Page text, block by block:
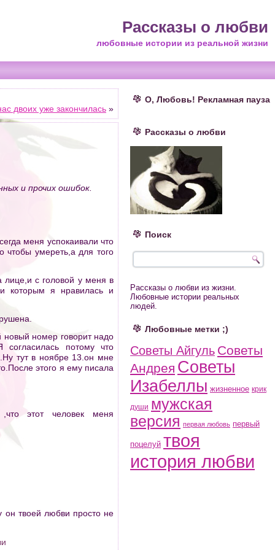
Рассказы о любви
любовные истории из реальной жизни
двоих уже закончилась »
и прочих ошибок.
меня успокаивали что
чтобы умереть,а для того
лице,и с головой у меня в
которым я нравилась и
новый номер говорит надо
потому что
тут в ноябре 13.он мне
этого я ему писала
этот человек меня
твоей любви просто не
О, Любовь! Рекламная пауза
Рассказы о любви
Поиск
Рассказы о любви из жизни.
Любовные истории реальных
людей.
Любовные метки ;)
Советы Айгуль Советы
Андрея Советы
Изабеллы жизненное крик
души мужская
версия первая любовь первый
поцелуй твоя
история любви